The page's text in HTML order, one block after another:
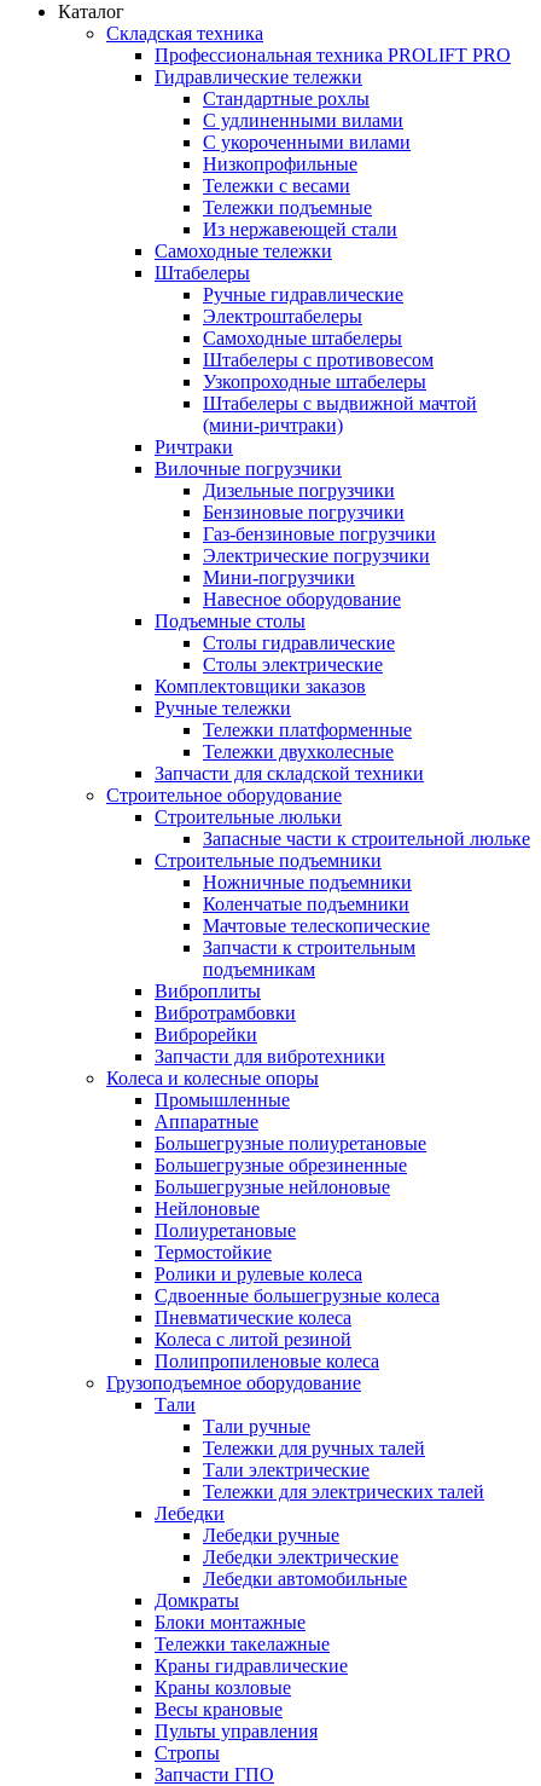
Каталог
Складская техника
Профессиональная техника PROLIFT PRO
Гидравлические тележки
Стандартные рохлы
С удлиненными вилами
С укороченными вилами
Низкопрофильные
Тележки с весами
Тележки подъемные
Из нержавеющей стали
Самоходные тележки
Штабелеры
Ручные гидравлические
Электроштабелеры
Самоходные штабелеры
Штабелеры с противовесом
Узкопроходные штабелеры
Штабелеры с выдвижной мачтой
(мини-ричтраки)
Ричтраки
Вилочные погрузчики
Дизельные погрузчики
Бензиновые погрузчики
Газ-бензиновые погрузчики
Электрические погрузчики
Мини-погрузчики
Навесное оборудование
Подъемные столы
Столы гидравлические
Столы электрические
Комплектовщики заказов
Ручные тележки
Тележки платформенные
Тележки двухколесные
Запчасти для складской техники
Строительное оборудование
Строительные люльки
Запасные части к строительной люльке
Строительные подъемники
Ножничные подъемники
Коленчатые подъемники
Мачтовые телескопические
Запчасти к строительным
подъемникам
Виброплиты
Вибротрамбовки
Виброрейки
Запчасти для вибротехники
Колеса и колесные опоры
Промышленные
Аппаратные
Большегрузные полиуретановые
Большегрузные обрезиненные
Большегрузные нейлоновые
Нейлоновые
Полиуретановые
Термостойкие
Ролики и рулевые колеса
Сдвоенные большегрузные колеса
Пневматические колеса
Колеса с литой резиной
Полипропиленовые колеса
Грузоподъемное оборудование
Тали
Тали ручные
Тележки для ручных талей
Тали электрические
Тележки для электрических талей
Лебедки
Лебедки ручные
Лебедки электрические
Лебедки автомобильные
Домкраты
Блоки монтажные
Тележки такелажные
Краны гидравлические
Краны козловые
Весы крановые
Пульты управления
Стропы
Запчасти ГПО